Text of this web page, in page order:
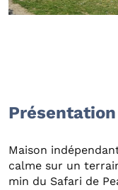
Présentation
Maison
calme sur un
min du Safari de